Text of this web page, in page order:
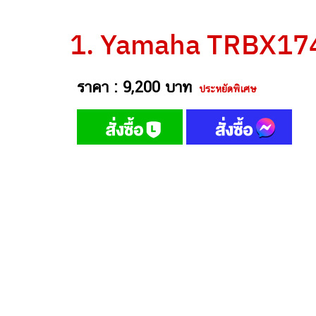
1. Yamaha
ราคา : 9,200 บาท ประหยัดพิเศษ